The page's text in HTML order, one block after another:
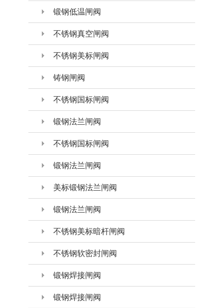
锻钢低温闸阀
不锈钢真空闸阀
不锈钢美标闸阀
铸钢闸阀
不锈钢国标闸阀
锻钢法兰闸阀
不锈钢国标闸阀
锻钢法兰闸阀
美标锻钢法兰闸阀
锻钢法兰闸阀
不锈钢美标暗杆闸阀
不锈钢软密封闸阀
锻钢焊接闸阀
锻钢焊接闸阀